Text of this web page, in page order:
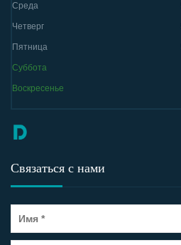
Среда
Четверг
Пятница
Суббота
Воскресенье
Связаться с нами